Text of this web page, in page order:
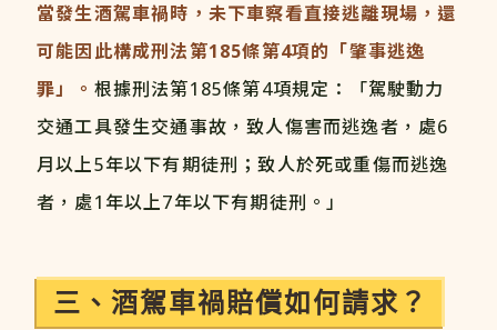
當發生酒駕車禍時，未下車察看直接逃離現場，還
可能因此構成刑法第185條第4項的「肇事逃逸
罪」。 根據刑法第185條第4項規定：「駕駛動力
交通工具發生交通事故，致人傷害而逃逸者，處6
月以上5年以下有期徒刑；致人於死或重傷而逃逸
者，處1年以上7年以下有期徒刑。」
三、酒駕車禍賠償如何請求？